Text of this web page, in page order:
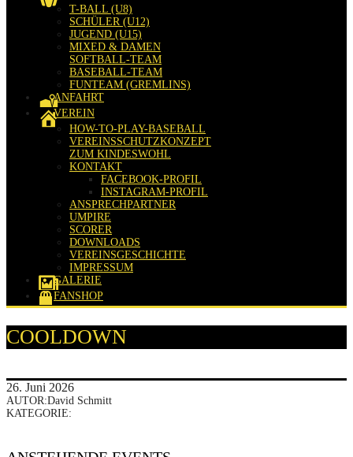
T-BALL (U8)
SCHÜLER (U12)
JUGEND (U15)
MIXED & DAMEN
SOFTBALL-TEAM
BASEBALL-TEAM
FUNTEAM (GREMLINS)
ANFAHRT
VEREIN
HOW-TO-PLAY-BASEBALL
VEREINSSCHUTZKONZEPT
ZUM KINDESWOHL
KONTAKT
FACEBOOK-PROFIL
INSTAGRAM-PROFIL
ANSPRECHPARTNER
UMPIRE
SCORER
DOWNLOADS
VEREINSGESCHICHTE
IMPRESSUM
GALERIE
FANSHOP
COOLDOWN
26. Juni 2026
AUTOR:David Schmitt
KATEGORIE: